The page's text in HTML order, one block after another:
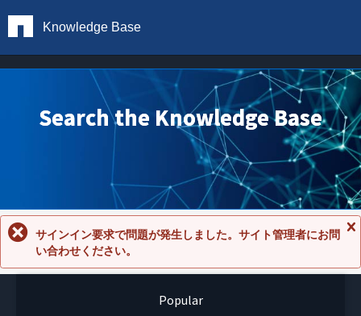
Knowledge Base
Search the Knowledge Base
セ
サインイン要求で問題が発生しました。サイト管理者にお問
い合わせください。
Popular